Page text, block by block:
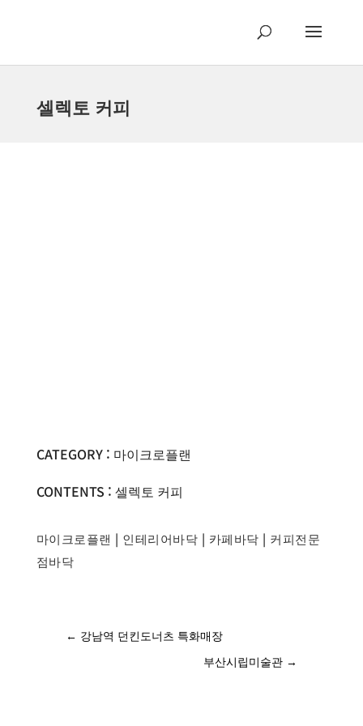
셀렉토 커피
CATEGORY : 마이크로플랜
CONTENTS : 셀렉토 커피
마이크로플랜 | 인테리어바닥 | 카페바닥 | 커피전문
점바닥
← 강남역 던킨도너츠 특화매장
부산시립미술관 →